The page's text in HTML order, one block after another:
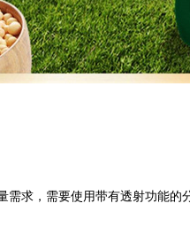
求，需要使用带有透射功能的